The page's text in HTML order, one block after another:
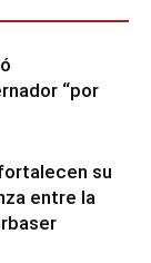
“por
su
entre la